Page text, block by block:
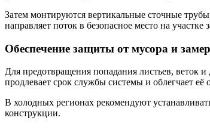
Затем монтируются вертикальные сточные
направляет поток в безопасное место на
Обеспечение защиты от мусора и
Для предотвращения попадания листьев, веток
продлевает срок службы системы и облегчает её
В холодных регионах рекомендуют
конструкции.